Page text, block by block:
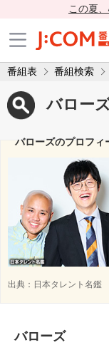
この夏
番組表 番組検索
バロー
バローズのプロフィ
出典： 日本タレント名鑑
バローズ